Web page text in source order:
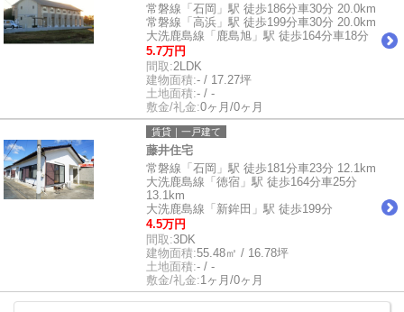
常磐線「石岡」駅 徒歩186分車30分 20.0km
常磐線「高浜」駅 徒歩199分車30分 20.0km
大洗鹿島線「鹿島旭」駅 徒歩164分車18分
5.7万円
間取:2LDK
建物面積:- / 17.27坪
土地面積:- / -
敷金/礼金:0ヶ月/0ヶ月
賃貸｜一戸建て
藤井住宅
常磐線「石岡」駅 徒歩181分車23分 12.1km
大洗鹿島線「徳宿」駅 徒歩164分車25分
13.1km
大洗鹿島線「新鉾田」駅 徒歩199分
4.5万円
間取:3DK
建物面積:55.48㎡ / 16.78坪
土地面積:- / -
敷金/礼金:1ヶ月/0ヶ月